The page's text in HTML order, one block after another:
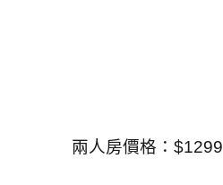
兩人房價格： $1299